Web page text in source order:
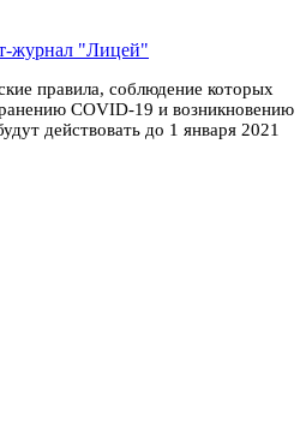
журнал "Лицей"
правила, соблюдение которых
COVID-19 и возникновению
действовать до 1 января 2021